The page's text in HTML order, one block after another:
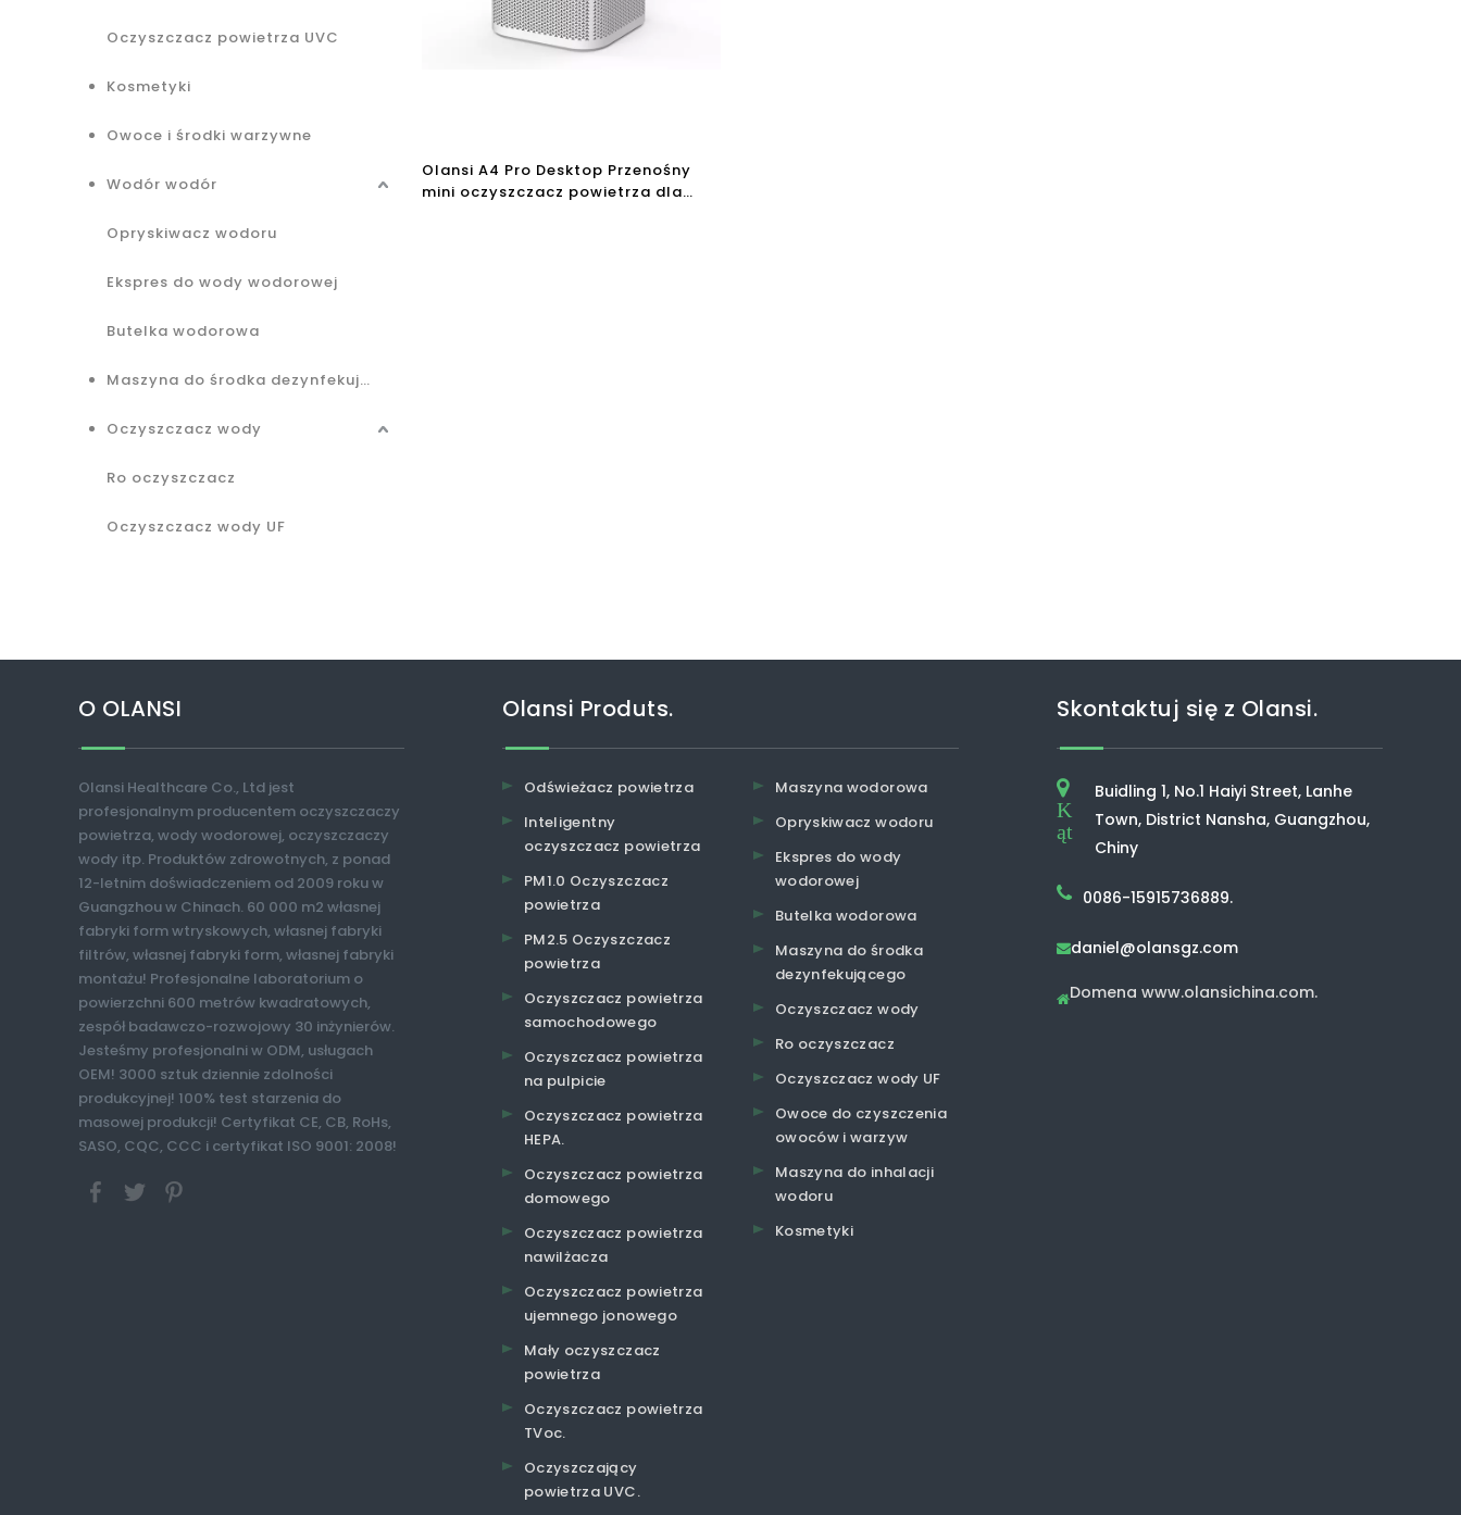
Oczyszczacz powietrza UVC
Kosmetyki
Owoce i środki warzywne
Wodór wodór
Opryskiwacz wodoru
Ekspres do wody wodorowej
Butelka wodorowa
Maszyna do środka dezynfekującego
Oczyszczacz wody
Ro oczyszczacz
Oczyszczacz wody UF
Olansi A4 Pro Desktop Przenośny
mini oczyszczacz powietrza dla
O OLANSI
Olansi Healthcare Co., Ltd jest
profesjonalnym producentem oczyszczaczy
powietrza, wody wodorowej, oczyszczaczy
wody itp. Produktów zdrowotnych, z ponad
12-letnim doświadczeniem od 2009 roku w
Guangzhou w Chinach. 60 000 m2 własnej
fabryki form wtryskowych, własnej fabryki
filtrów, własnej fabryki form, własnej fabryki
montażu! Profesjonalne laboratorium o
powierzchni 600 metrów kwadratowych,
zespół badawczo-rozwojowy 30 inżynierów.
Jesteśmy profesjonalni w ODM, usługach
OEM! 3000 sztuk dziennie zdolności
produkcyjnej! 100% test starzenia do
masowej produkcji! Certyfikat CE, CB, RoHs,
SASO, CQC, CCC i certyfikat ISO 9001: 2008!
Olansi Produts.
Odświeżacz powietrza
Inteligentny
oczyszczacz powietrza
PM1.0 Oczyszczacz
powietrza
PM2.5 Oczyszczacz
powietrza
Oczyszczacz powietrza
samochodowego
Oczyszczacz powietrza
na pulpicie
Oczyszczacz powietrza
HEPA.
Oczyszczacz powietrza
domowego
Oczyszczacz powietrza
nawilżacza
Oczyszczacz powietrza
ujemnego jonowego
Mały oczyszczacz
powietrza
Oczyszczacz powietrza
TVoc.
Oczyszczający
powietrza UVC.
Maszyna wodorowa
Opryskiwacz wodoru
Ekspres do wody
wodorowej
Butelka wodorowa
Maszyna do środka
dezynfekującego
Oczyszczacz wody
Ro oczyszczacz
Oczyszczacz wody UF
Owoce do czyszczenia
owoców i warzyw
Maszyna do inhalacji
wodoru
Kosmetyki
Skontaktuj się z Olansi.
K
ąt
Buidling 1, No.1 Haiyi Street, Lanhe
Town, District Nansha, Guangzhou,
Chiny
0086-15915736889.
daniel@olansgz.com
Domena www.olansichina.com.